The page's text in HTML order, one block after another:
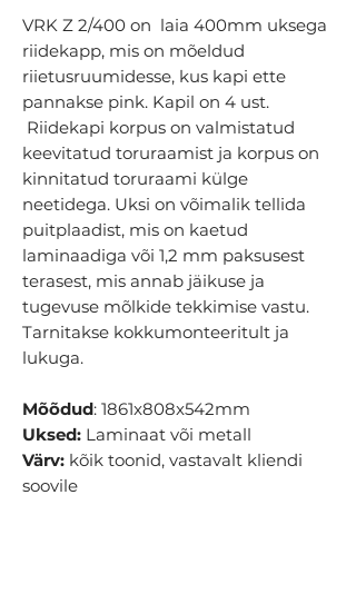
VRK Z 2/400 on laia 400mm uksega
riidekapp, mis on mõeldud
riietusruumidesse, kus kapi ette
pannakse pink. Kapil on 4 ust.
Riidekapi korpus on valmistatud
keevitatud toruraamist ja korpus on
kinnitatud toruraami külge
neetidega. Uksi on võimalik tellida
puitplaadist, mis on kaetud
laminaadiga või 1,2 mm paksusest
terasest, mis annab jäikuse ja
tugevuse mõlkide tekkimise vastu.
Tarnitakse kokkumonteeritult ja
lukuga.
Mõõdud: 1861x808x542mm
Uksed: Laminaat või metall
Värv: kõik toonid, vastavalt kliendi
soovile